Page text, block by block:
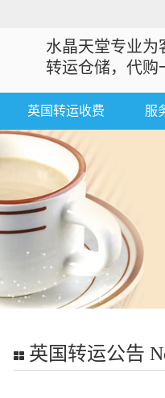
水晶天堂专业为
转运仓储，代购
英国转运收费 服
英国转运公告